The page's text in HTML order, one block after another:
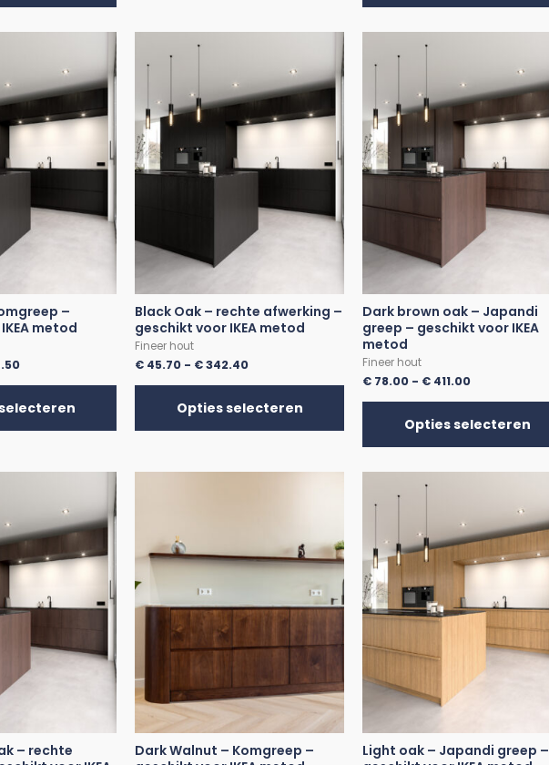
–
metod
Black Oak – rechte afwerking –
geschikt voor IKEA metod
Fineer hout
€ 45.70 - €342.40
Opties selecteren
Dark brown oak – Japandi
greep – geschikt voor IKEA
metod
Fineer hout
€ 78.00 - € 411.00
Opties selecteren
– rechte
Dark Walnut – Komgreep –
Light oak – Japandi greep –